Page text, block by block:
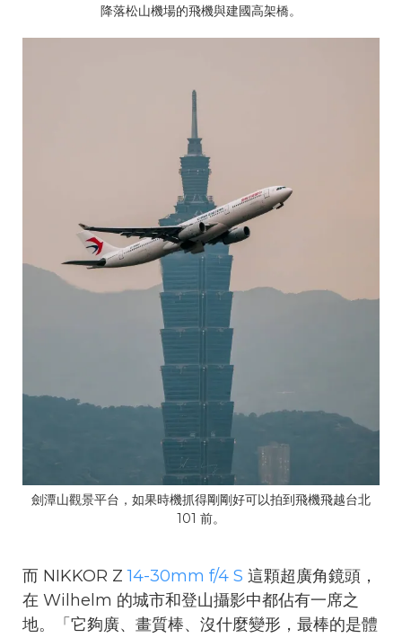
降落松山機場的飛機與建國高架橋。
劍潭山觀景平台，如果時機抓得剛剛好可以拍到飛機飛越台北
101 前。
而 NIKKOR Z14-30mm f/4 S 這顆超廣角鏡頭，
在 Wilhelm 的城市和登山攝影中都佔有一席之
地。「它夠廣、畫質棒、沒什麼變形，最棒的是體